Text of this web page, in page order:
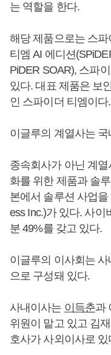
는 역할을 한다.
해당 제품으로는 스파
티엠 AI 에디션
PiDER SOAR), 스파
있다. 대표 제품은 보
인 스파이더 티엠이다.
이글루의 계열사는
종속회사가 아닌 계
화를 위한 제품과 솔
본에서 솔루션 사업
ess Inc.)가 있다. 사이
분 49%를 갖고 있다.
이글루의 이사회는
으로 구성돼 있다.
사내이사는 이득춘과
위원이 맡고 있고 김
호사가 사외이사로 있